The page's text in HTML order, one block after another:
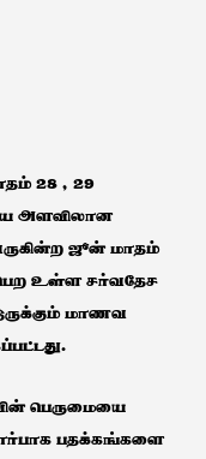
28 , 29
அளவிலான
ஜூன் மாதம்
உள்ள சர்வதேச
மாணவ
பெருமையை
பதக்கங்களை